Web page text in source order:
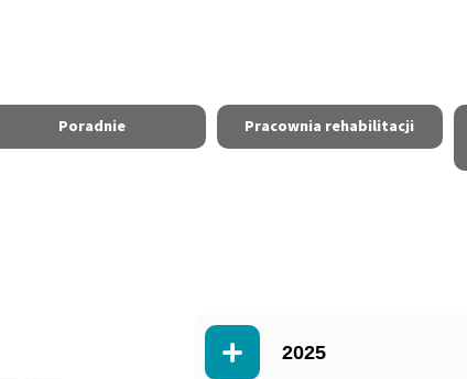
Poradnie Pracownia rehabilitacji
2025